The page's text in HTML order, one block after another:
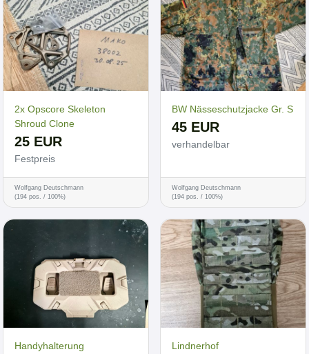
2x Opscore Skeleton
Shroud Clone
25 EUR
Festpreis
Wolfgang Deutschmann
(194 pos. / 100%)
BW Nässeschutzjacke Gr. S
45 EUR
verhandelbar
Wolfgang Deutschmann
(194 pos. / 100%)
Handyhalterung
Lindnerhof